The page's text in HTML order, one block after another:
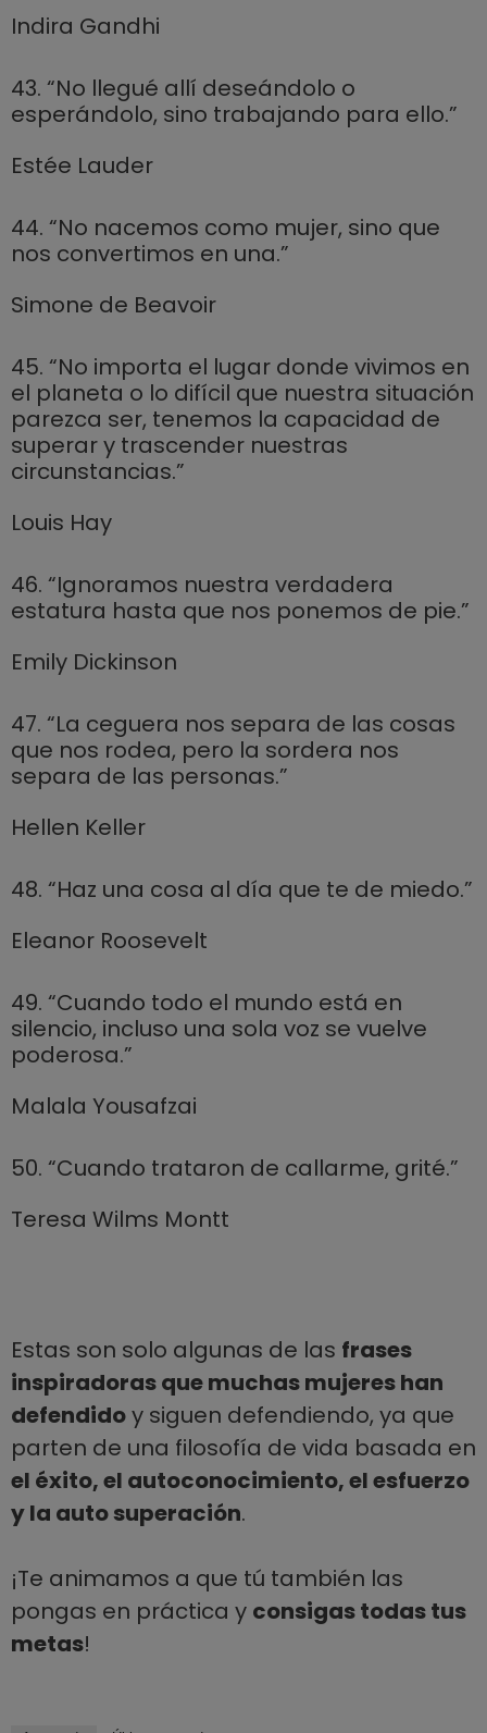
Indira Gandhi
43. “No llegué allí deseándolo o
esperándolo, sino trabajando para ello.”
Estée Lauder
44. “No nacemos como mujer, sino que
nos convertimos en una.”
Simone de Beavoir
45. “No importa el lugar donde vivimos en
el planeta o lo difícil que nuestra situación
parezca ser, tenemos la capacidad de
superar y trascender nuestras
circunstancias.”
Louis Hay
46. “Ignoramos nuestra verdadera
estatura hasta que nos ponemos de pie.”
Emily Dickinson
47. “La ceguera nos separa de las cosas
que nos rodea, pero la sordera nos
separa de las personas.”
Hellen Keller
48. “Haz una cosa al día que te de miedo.”
Eleanor Roosevelt
49. “Cuando todo el mundo está en
silencio, incluso una sola voz se vuelve
poderosa.”
Malala Yousafzai
50. “Cuando trataron de callarme, grité.”
Teresa Wilms Montt
Estas son solo algunas de las frases
inspiradoras que muchas mujeres han
defendidoy siguen defendiendo, ya que
parten de una filosofía de vida basada en
el éxito, el autoconocimiento, el esfuerzo
y la auto superación.
¡Te animamos a que tú también las
pongas en práctica y consigas todas tus
metas!